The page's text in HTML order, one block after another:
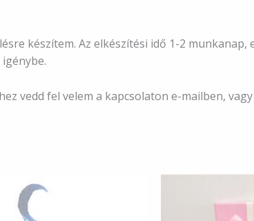
készítem. Az elkészítési idő 1-2
vedd fel velem a kapcsolaton e-mailben,